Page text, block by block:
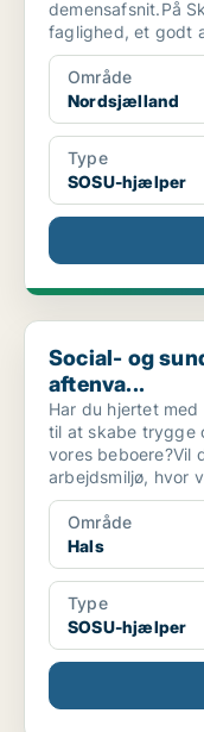
demensafsnit.På
faglighed, et godt
Område
Nordsjælland
Type
SOSU-hjælper
Social- og
Social- og
aftenva...
Har du hjertet
til at skabe trygge
vores beboere?Vil
arbejdsmiljø, hvor
Område
Hals
Type
SOSU-hjælper